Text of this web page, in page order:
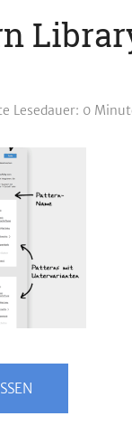
Lesedauer: 0